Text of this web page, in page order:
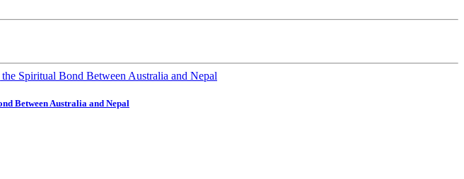
Between Australia and Nepal